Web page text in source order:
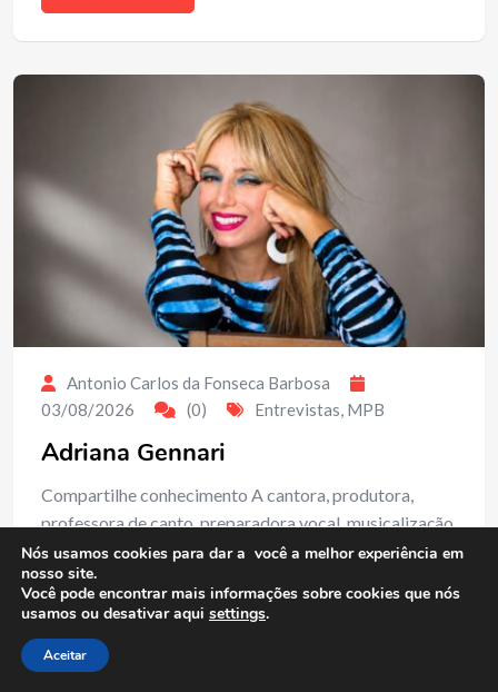
Antonio Carlos da Fonseca Barbosa
03/08/2026
(0) Entrevistas, MPB
Adriana Gennari
Compartilhe conhecimento A cantora, produtora,
professora de canto, preparadora vocal, musicalização
infantil carioca Adriana Gennari reconhecida por sua
versatilidade e plasticidade vocal, tem o jazz como fio
condutor de sua linguagem artística, imprimindo
identidade e personalidade a interpretações que
atravessam…
Nós usamos cookies para dar a você a melhor experiência em
nosso site.
Você pode encontrar mais informações sobre cookies que nós
usamos ou desativar aqui settings.
Aceitar